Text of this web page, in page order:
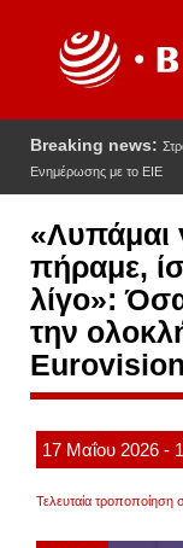
Breaking news:
Ενημέρωσης με το ΕΙΕ
«Λυπάμαι
πήραμε,
λίγο»:
την
17 Μαΐου 2026 -
Τελευταία τροποποίηση